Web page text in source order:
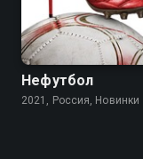
Нефутбол
2021, Россия, Новинки